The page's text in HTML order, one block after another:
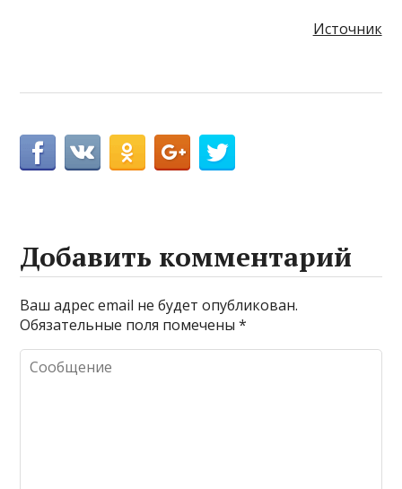
Источник
Добавить комментарий
Ваш адрес email не будет опубликован.
Обязательные поля помечены*